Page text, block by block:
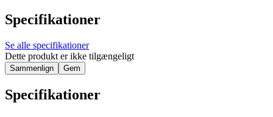
Specifikationer
Se alle specifikationer
Dette produkt er ikke tilgængeligt
Sammenlign Gem
Specifikationer